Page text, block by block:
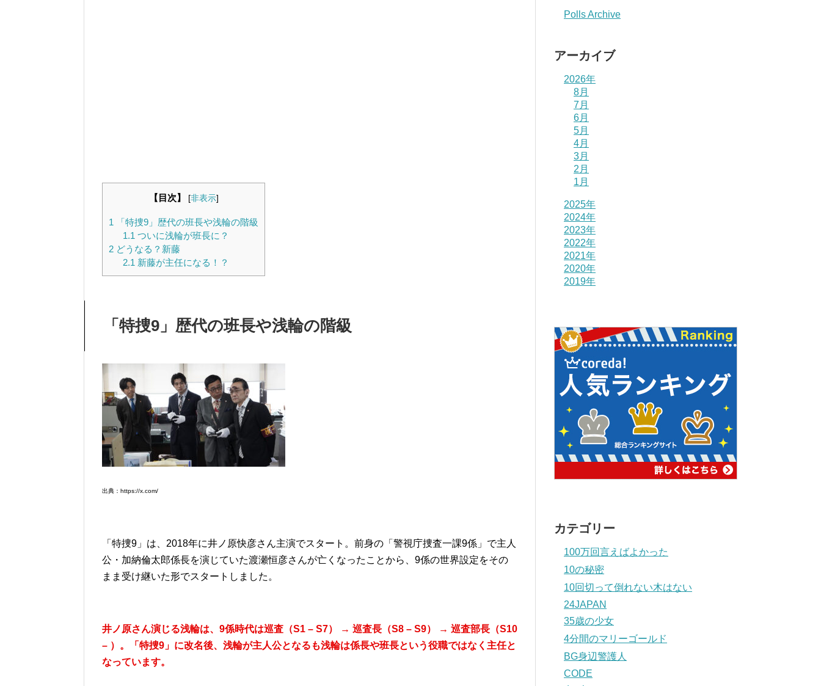
【目次】 [非表示]
1 「特捜9」歴代の班長や浅輪の階級
1.1 ついに浅輪が班長に？
2 どうなる？新藤
2.1 新藤が主任になる！？
「特捜9」歴代の班長や浅輪の階級
出典：https://x.com/
「特捜9」は、2018年に井ノ原快彦さん主演でスタート。前身の「警視庁捜査一課9係」で主人
公・加納倫太郎係長を演じていた渡瀬恒彦さんが亡くなったことから、9係の世界設定をその
まま受け継いた形でスタートしました。
井ノ原さん演じる浅輪は、9係時代は巡査（S1 – S7） → 巡査長（S8 – S9） → 巡査部長（S10
– ）。「特捜9」に改名後、浅輪が主人公となるも浅輪は係長や班長という役職ではなく主任と
なっています。
Polls Archive
アーカイブ
2026年
8月
7月
6月
5月
4月
3月
2月
1月
2025年
2024年
2023年
2022年
2021年
2020年
2019年
カテゴリー
100万回言えばよかった
10の秘密
10回切って倒れない木はない
24JAPAN
35歳の少女
4分間のマリーゴールド
BG身辺警護人
CODE